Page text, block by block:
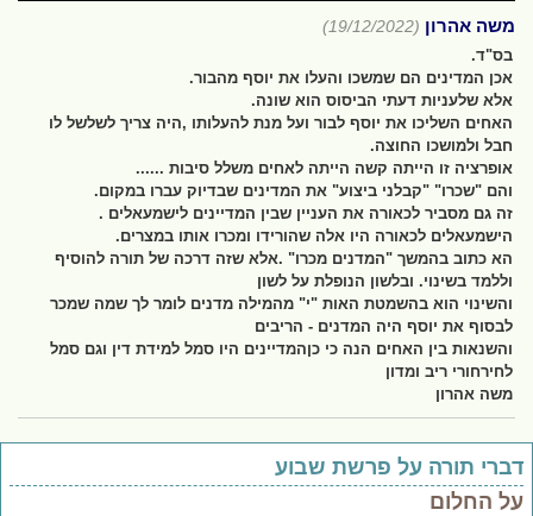
משה אהרון (19/12/2022)
בס"ד.
אכן המדינים הם שמשכו והעלו את יוסף מהבור.
אלא שלעניות דעתי הביסוס הוא שונה.
האחים השליכו את יוסף לבור ועל מנת להעלותו ,היה צריך לשלשל לו
חבל ולמושכו החוצה.
אופרציה זו הייתה קשה הייתה לאחים משלל סיבות ......
והם "שכרו" "קבלני ביצוע" את המדינים שבדיוק עברו במקום.
זה גם מסביר לכאורה את העניין שבין המדיינים לישמעאלים .
הישמעאלים לכאורה היו אלה שהורידו ומכרו אותו במצרים.
הא כתוב בהמשך "המדנים מכרו" .אלא שזה דרכה של תורה להוסיף
וללמד בשינוי. ובלשון הנופלת על לשון
והשינוי הוא בהשמטת האות "י" מהמילה מדנים לומר לך שמה שמכר
לבסוף את יוסף היה המדנים - הריבים
והשנאות בין האחים הנה כי כןהמדיינים היו סמל למידת דין וגם סמל
לחירחורי ריב ומדון
משה אהרון
דברי תורה על פרשת שבוע
על החלום